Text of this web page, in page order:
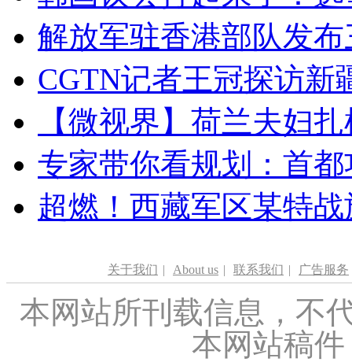
解放军驻香港部队发
CGTN记者王冠探访新
【微视界】荷兰夫妇
专家带你看规划：首
超燃！西藏军区某特
关于我们 | About us | 联系我们 | 广告服务
本网站所刊载信息，不
本网站稿